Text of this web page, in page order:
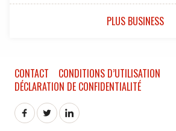
PLUS BUSINESS
CONTACT
CONDITIONS D’UTILISATION
DÉCLARATION DE CONFIDENTIALITÉ